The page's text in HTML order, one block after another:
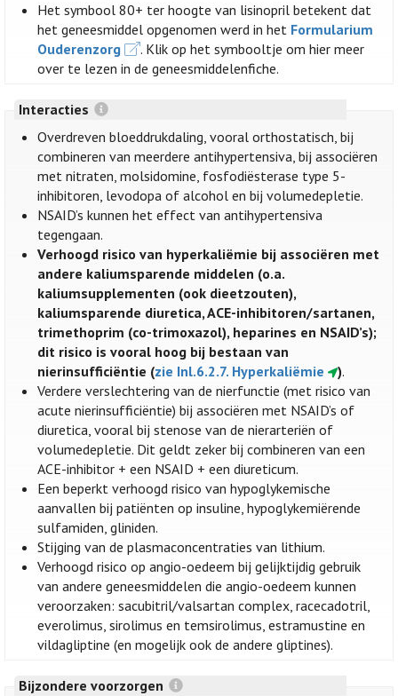
Het symbool 80+ ter hoogte van lisinopril betekent dat
het geneesmiddel opgenomen werd in het Formularium
Ouderenzorg
. Klik op het symbooltje om hier meer
over te lezen in de geneesmiddelenfiche.
Interacties
Overdreven bloeddrukdaling, vooral orthostatisch, bij
combineren van meerdere antihypertensiva, bij associëren
met nitraten, molsidomine, fosfodiësterase type 5-
inhibitoren, levodopa of alcohol en bij volumedepletie.
NSAID’s kunnen het effect van antihypertensiva
tegengaan.
Verhoogd risico van hyperkaliëmie bij associëren met
andere kaliumsparende middelen (o.a.
kaliumsupplementen (ook dieetzouten),
kaliumsparende diuretica, ACE-inhibitoren/sartanen,
trimethoprim (co-trimoxazol), heparines en NSAID’s);
dit risico is vooral hoog bij bestaan van
nierinsufficiëntie (zie Inl.6.2.7. Hyperkaliëmie ).
Verdere verslechtering van de nierfunctie (met risico van
acute nierinsufficiëntie) bij associëren met NSAID’s of
diuretica, vooral bij stenose van de nierarteriën of
volumedepletie. Dit geldt zeker bij combineren van een
ACE-inhibitor + een NSAID + een diureticum.
Een beperkt verhoogd risico van hypoglykemische
aanvallen bij patiënten op insuline, hypoglykemiërende
sulfamiden, gliniden.
Stijging van de plasmaconcentraties van lithium.
Verhoogd risico op angio-oedeem bij gelijktijdig gebruik
van andere geneesmiddelen die angio-oedeem kunnen
veroorzaken: sacubitril/valsartan complex, racecadotril,
everolimus, sirolimus en temsirolimus, estramustine en
vildagliptine (en mogelijk ook de andere gliptines).
Bijzondere voorzorgen